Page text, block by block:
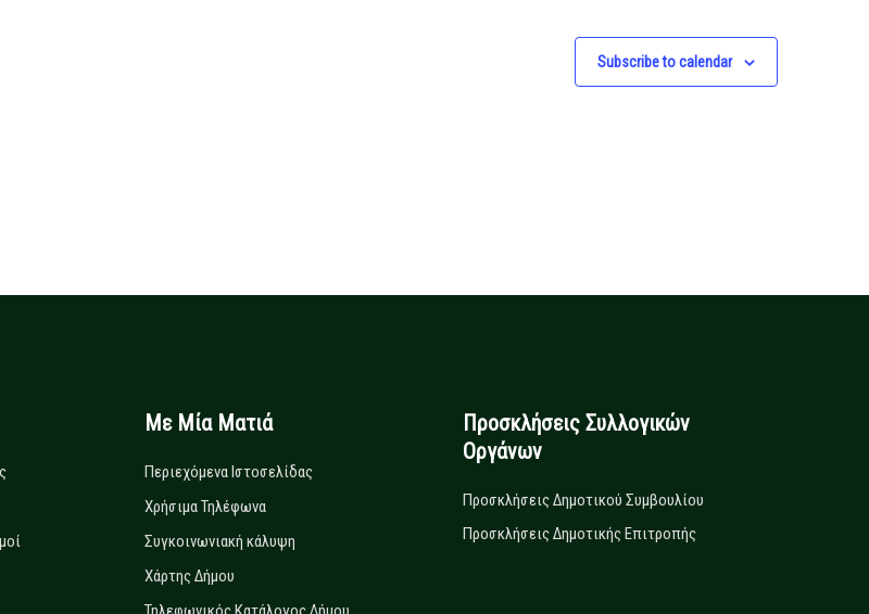
Subscribe to calendar
Με Μία Ματιά
Περιεχόμενα Ιστοσελίδας
Χρήσιμα Τηλέφωνα
Συγκοινωνιακή κάλυψη
Χάρτης Δήμου
Προσκλήσεις Συλλογικών
Οργάνων
Προσκλήσεις Δημοτικού Συμβουλίου
Προσκλήσεις Δημοτικής Επιτροπής